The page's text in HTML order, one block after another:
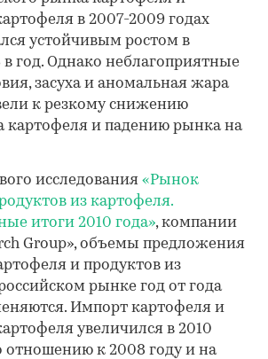
в 2007-2009 годах
устойчивым ростом в
в год. Однако неблагоприятные
засуха и аномальная жара
к резкому снижению
картофеля и падению рынка на
исследования «Рынок
из картофеля.
итоги 2010 года», компании
Group», объемы предложения
и продуктов из
рынке год от года
Импорт картофеля и
увеличился в 2010
отношению к 2008 году и на